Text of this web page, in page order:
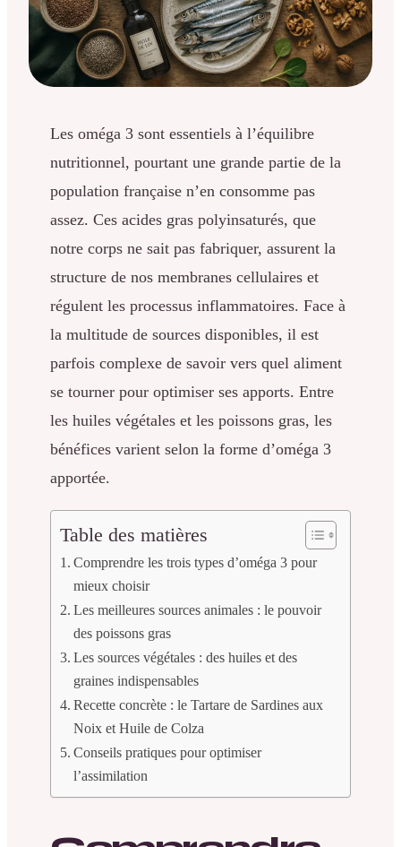
Les oméga 3 sont essentiels à l’équilibre
nutritionnel, pourtant une grande partie de la
population française n’en consomme pas
assez. Ces acides gras polyinsaturés, que
notre corps ne sait pas fabriquer, assurent la
structure de nos membranes cellulaires et
régulent les processus inflammatoires. Face à
la multitude de sources disponibles, il est
parfois complexe de savoir vers quel aliment
se tourner pour optimiser ses apports. Entre
les huiles végétales et les poissons gras, les
bénéfices varient selon la forme d’oméga 3
apportée.
Table des matières
Comprendre les trois types d’oméga 3 pour
mieux choisir
Les meilleures sources animales : le pouvoir
des poissons gras
Les sources végétales : des huiles et des
graines indispensables
Recette concrète : le Tartare de Sardines aux
Noix et Huile de Colza
Conseils pratiques pour optimiser
l’assimilation